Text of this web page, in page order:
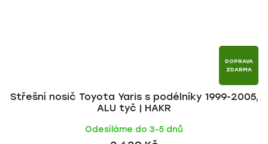
DOPRAVA
ZDARMA
Střešní nosič Toyota Yaris s podélníky 1999-2005,
ALU tyč | HAKR
Odesíláme do 3-5 dnů